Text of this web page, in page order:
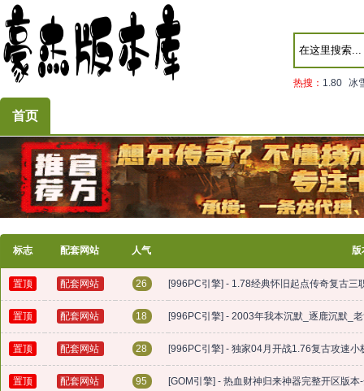
热搜： 1.80 冰
首页
标志 配套网站 人气 版
置顶 配套网站 26 [996PC引擎] - 1.78经典怀旧起点传奇复古
置顶 配套网站 18 [996PC引擎] - 2003年我本沉默_逐鹿沉默_
置顶 配套网站 28 [996PC引擎] - 独家04月开战1.76复古攻速
置顶 配套网站 95 [GOM引擎] - ​热血财神归来神器完整开区版